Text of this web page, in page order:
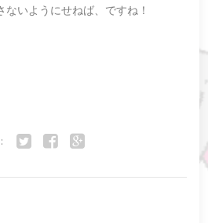
いようにせねば、ですね！